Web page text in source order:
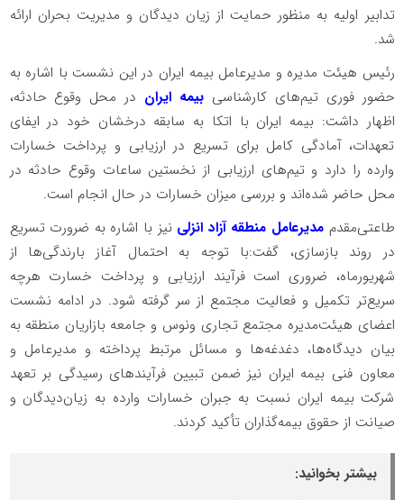
تدابیر اولیه به منظور حمایت از زیان دیدگان و مدیریت بحران ارائه
شد.
رئیس هیئت مدیره و مدیرعامل بیمه ایران در این نشست با اشاره به
حضور فوری تیم‌های کارشناسیبیمه ایران در محل وقوع حادثه،
اظهار داشت: بیمه ایران با اتکا به سابقه درخشان خود در ایفای
تعهدات، آمادگی کامل برای تسریع در ارزیابی و پرداخت خسارات
وارده را دارد و تیم‌های ارزیابی از نخستین ساعات وقوع حادثه در
محل حاضر شده‌اند و بررسی میزان خسارات در حال انجام است.
طاعتی‌مقدممدیرعامل منطقه آزاد انزلی نیز با اشاره به ضرورت تسریع
در روند بازسازی، گفت:با توجه به احتمال آغاز بارندگی‌ها از
شهریورماه، ضروری است فرآیند ارزیابی و پرداخت خسارت هرچه
سریع‌تر تکمیل و فعالیت مجتمع از سر گرفته شود. در ادامه نشست
اعضای هیئت‌مدیره مجتمع تجاری ونوس و جامعه بازاریان منطقه به
بیان دیدگاه‌ها، دغدغه‌ها و مسائل مرتبط پرداخته و مدیرعامل و
معاون فنی بیمه ایران نیز ضمن تبیین فرآیندهای رسیدگی بر تعهد
شرکت بیمه ایران نسبت به جبران خسارات وارده به زیان‌دیدگان و
صیانت از حقوق بیمه‌گذاران تأکید کردند.
بیشتر بخوانید: